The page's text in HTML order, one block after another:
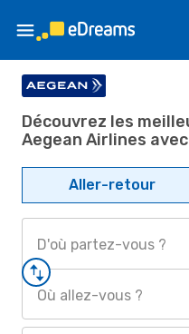
Découvrez les
Aegean Airlines
Aller-retour
D'où partez-vous ?
Où allez-vous ?